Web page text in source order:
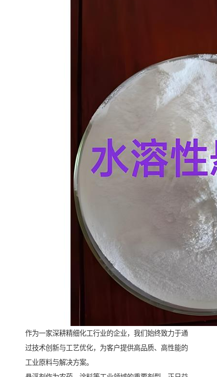
作为一家深耕精细化工行业的企业，我们始终致力于通
过技术创新与工艺优化，为客户提供高品质、高性能的
工业原料与解决方案。